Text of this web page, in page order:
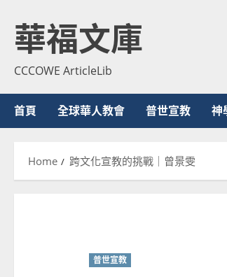
content
華福文庫
CCCOWE ArticleLib
首頁 全球華人教會 普世宣教 神
Home 跨文化宣教的挑戰｜曾景雯
普世宣教